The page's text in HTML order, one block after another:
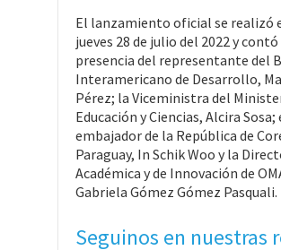
El lanzamiento oficial se realizó
jueves 28 de julio del 2022 y
presencia del representante del
Interamericano de Desarrollo,
Pérez; la Viceministra del
Educación y Ciencias, Alcira Sosa;
embajador de la República de
Paraguay, In Schik Woo y la
Académica y de Innovación de
Gabriela Gómez Gómez Pasquali.
Seguinos en nuestras